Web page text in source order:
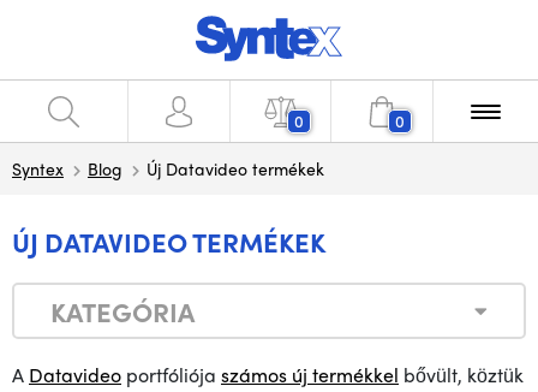
0 0
Syntex Blog Új Datavideo termékek
ÚJ DATAVIDEO TERMÉKEK
KATEGÓRIA
A Datavideo portfóliója számos új termékkel bővült, köztük